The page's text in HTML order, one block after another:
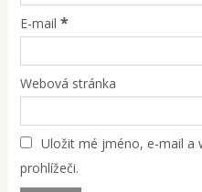
E-mail *
Webová stránka
Uložit mé jméno, e-mail a
prohlížeči.